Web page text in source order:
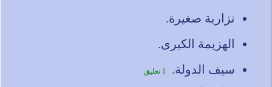
نزارية صغيرة.
الهزيمة الكبرى.
سيف الدولة.
1 تعليق